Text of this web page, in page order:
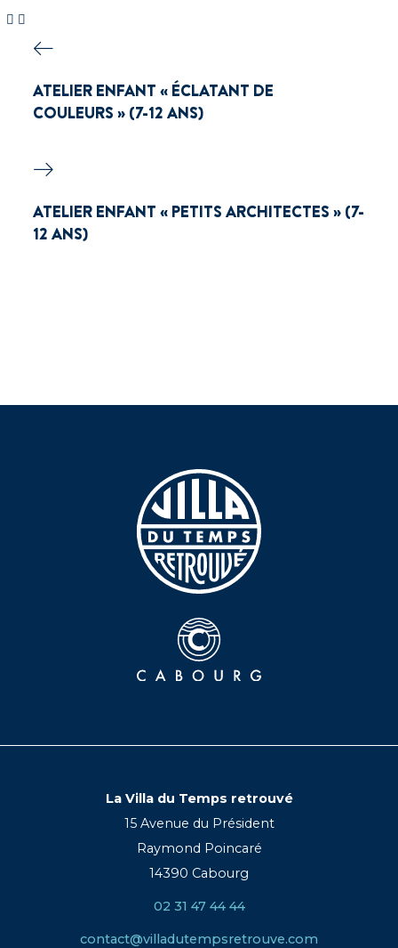
ATELIER ENFANT « ÉCLATANT DE
COULEURS » (7-12 ANS)
ATELIER ENFANT « PETITS ARCHITECTES » (7-
12 ANS)
La Villa du Temps retrouvé
15 Avenue du Président
Raymond Poincaré
14390 Cabourg
02 31 47 44 44
contact@villadutempsretrouve.com